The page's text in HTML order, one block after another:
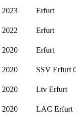
2023 Erfurt
2022 Erfurt
2020 Erfurt
2020 SSV Erfurt
2020 Ltv Erfurt
2020 LAC Erfurt